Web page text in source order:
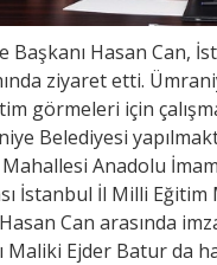
Başkanı Hasan Can,
ziyaret etti.
görmeleri için
Belediyesi
Anadolu
İstanbul İl Milli
Can arasında
Maliki Ejder Batur da